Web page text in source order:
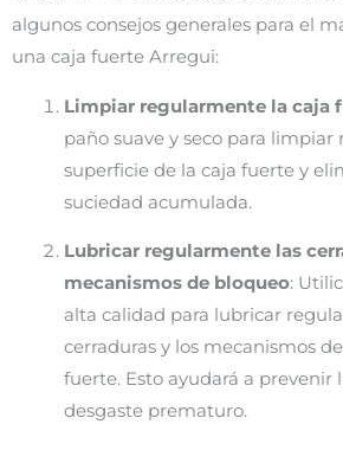
algunos consejos generales para el
una caja fuerte Arregui:
Limpiar regularmente la caja
paño suave y seco para
superficie de la caja fuerte y
suciedad acumulada.
Lubricar regularmente las
mecanismos de bloqueo:
alta calidad para lubricar
cerraduras y los mecanismos
fuerte. Esto ayudará a prevenir
desgaste prematuro.